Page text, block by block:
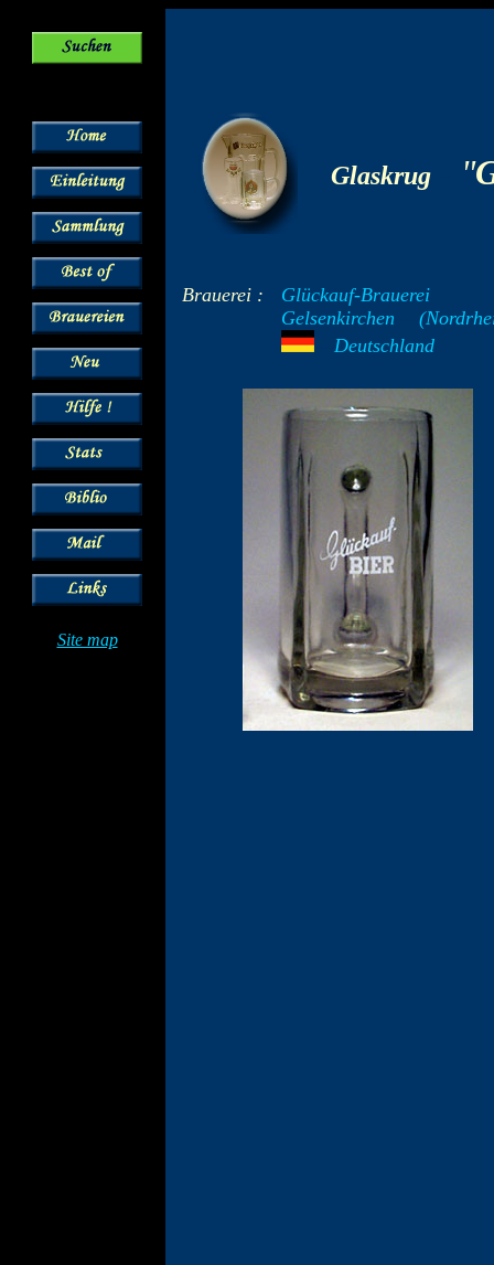
Site map
Glaskrug "
Brauerei :
Glückauf-Brauerei
Gelsenkirchen
Deutschland